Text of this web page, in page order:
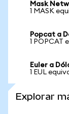
Mask
1 MASK
Popcat a
1 POPCAT
Euler a
1 EUL
Explorar